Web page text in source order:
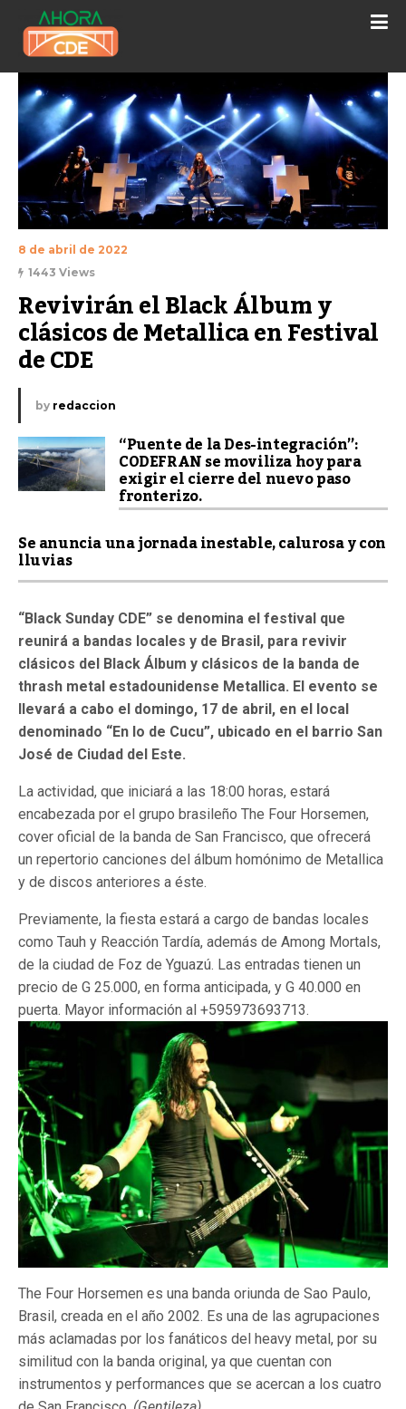
8 de abril de 2022
1443 Views
Revivirán el Black Álbum y
clásicos de Metallica en Festival
de CDE
by redaccion
“Puente de la Des-integración”:
CODEFRAN se moviliza hoy para
exigir el cierre del nuevo paso
fronterizo.
Se anuncia una jornada inestable, calurosa y con
lluvias
“Black Sunday CDE” se denomina el festival que
reunirá a bandas locales y de Brasil, para revivir
clásicos del Black Álbum y clásicos de la banda de
thrash metal estadounidense Metallica. El evento se
llevará a cabo el domingo, 17 de abril, en el local
denominado “En lo de Cucu”, ubicado en el barrio San
José de Ciudad del Este.
La actividad, que iniciará a las 18:00 horas, estará
encabezada por el grupo brasileño The Four Horsemen,
cover oficial de la banda de San Francisco, que ofrecerá
un repertorio canciones del álbum homónimo de Metallica
y de discos anteriores a éste.
Previamente, la fiesta estará a cargo de bandas locales
como Tauh y Reacción Tardía, además de Among Mortals,
de la ciudad de Foz de Yguazú. Las entradas tienen un
precio de G 25.000, en forma anticipada, y G 40.000 en
puerta. Mayor información al +595973693713.
The Four Horsemen es una banda oriunda de Sao Paulo,
Brasil, creada en el año 2002. Es una de las agrupaciones
más aclamadas por los fanáticos del heavy metal, por su
similitud con la banda original, ya que cuentan con
instrumentos y performances que se acercan a los cuatro